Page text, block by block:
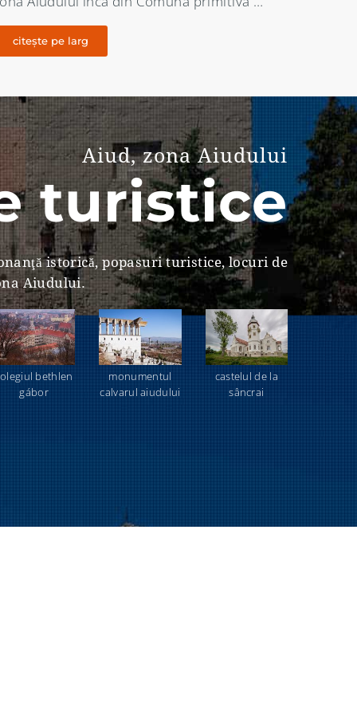
citește pe larg
Aiud, zona Aiudului
turistice
istorică, popasuri turistice, locuri de
Aiudului.
bethlen
gábor
monumentul
calvarul aiudului
castelul de la
sâncrai